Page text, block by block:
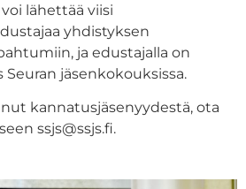
lähettää viisi
yhdistyksen
ja edustajalla on
jäsenkokouksissa.
kannatusjäsenyydestä, ota
ssjs@ssjs.fi.